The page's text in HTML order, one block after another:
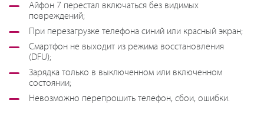
Айфон 7 перестал включаться без видимых
повреждений;
При перезагрузке телефона синий или красный экран;
Смартфон не выходит из режима восстановления
(DFU);
Зарядка только в выключенном или включенном
состоянии;
Невозможно перепрошить телефон, сбои, ошибки.